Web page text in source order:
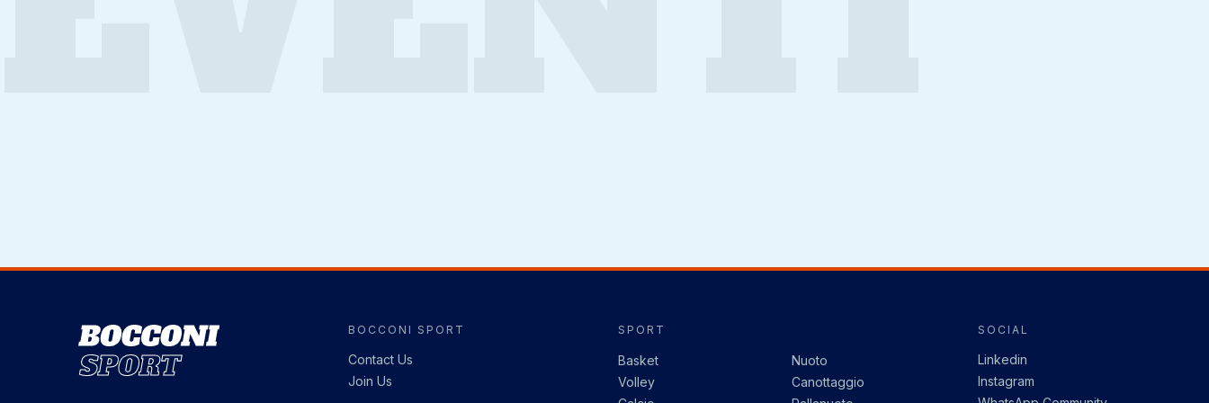
Image BOCCONI SPORT
Contact Us
Join Us
SPORT
Basket
Volley
Nuoto
Canottaggio
SOCIAL
Linkedin
Instagram